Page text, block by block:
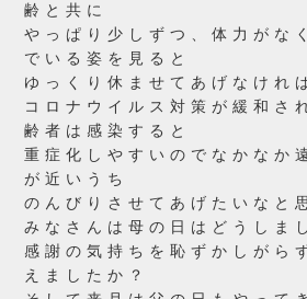
齢と共に
やっぱり少しずつ、体力がな
でいる姿を見ると
ゆっくり休ませてあげなけれ
コロナウイルス対策が緩和さ
齢者は感染すると
重症化しやすいのでなかなか
が近いうち
のんびりさせてあげたいなと
みなさんは母の日はどうしま
感謝の気持ちを恥ずかしがら
えましたか？